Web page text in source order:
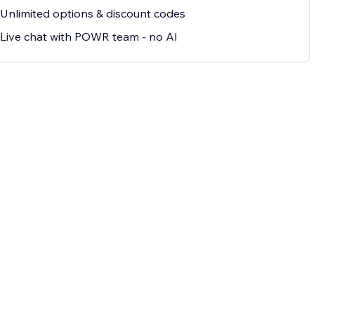
Unlimited options & discount codes
Live chat with POWR team - no AI